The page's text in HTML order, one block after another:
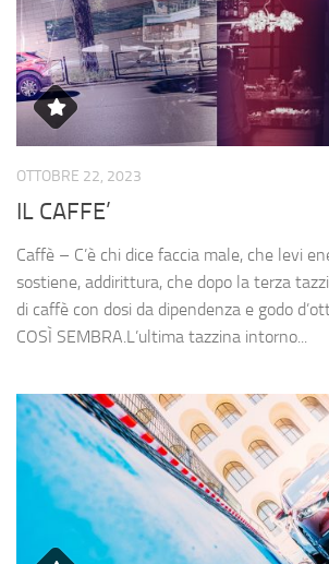
OTTOBRE 22, 2023
IL CAFFE’
Caffè – C’è chi dice faccia male, che levi
sostiene, addirittura, che dopo la terza
di caffè con dosi da dipendenza e godo
COSÌ SEMBRA.L’ultima tazzina intorno...